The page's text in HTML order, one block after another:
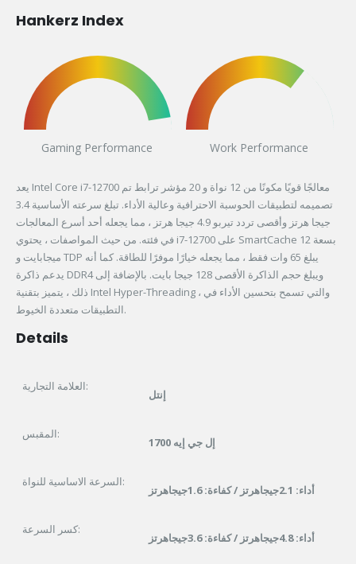
Hankerz Index
Gaming Performance Work Performance
يعد Intel Core i7-12700 معالجًا قويًا مكونًا من 12 نواة و 20 مؤشر ترابط تم
تصميمه لتطبيقات الحوسبة الاحترافية وعالية الأداء. تبلغ سرعته الأساسية 3.4
جيجا هرتز وأقصى تردد تيربو 4.9 جيجا هرتز ، مما يجعله أحد أسرع المعالجات
في فئته. من حيث المواصفات ، يحتوي i7-12700 على SmartCache بسعة 12
ميجابايت و TDP يبلغ 65 وات فقط ، مما يجعله خيارًا موفرًا للطاقة. كما أنه
يدعم ذاكرة DDR4 ويبلغ حجم الذاكرة الأقصى 128 جيجا بايت. بالإضافة إلى
ذلك ، يتميز بتقنية Intel Hyper-Threading ، والتي تسمح بتحسين الأداء في
التطبيقات متعددة الخيوط.
Details
العلامة التجارية:
إنتل
المقبس:
إل جي إيه 1700
السرعة الاساسية للنواة:
أداء: 2.1جيجاهرتز / كفاءة: 1.6جيجاهرتز
كسر السرعة:
أداء: 4.8جيجاهرتز / كفاءة: 3.6جيجاهرتز